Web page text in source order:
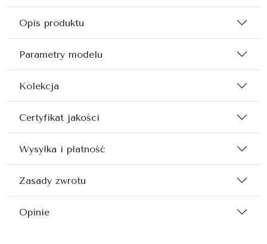
Opis produktu
Parametry modelu
Kolekcja
Certyfikat jakości
Wysyłka i płatność
Zasady zwrotu
Opinie